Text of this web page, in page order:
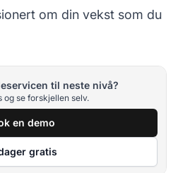
om din vekst som du
til neste nivå?
og se forskjellen selv.
en demo
gratis